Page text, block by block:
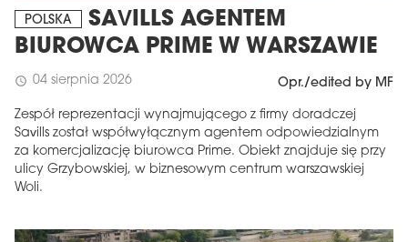
POLSKA
SAVILLS AGENTEM
BIUROWCA PRIME W WARSZAWIE
schedule 04 sierpnia 2026 Opr./edited by MF
Zespół reprezentacji wynajmującego z firmy doradczej
Savills został współwyłącznym agentem odpowiedzialnym
za komercjalizację biurowca Prime. Obiekt znajduje się przy
ulicy Grzybowskiej, w biznesowym centrum warszawskiej
Woli.